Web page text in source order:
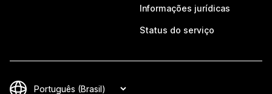
Informações jurídicas
Status do serviço